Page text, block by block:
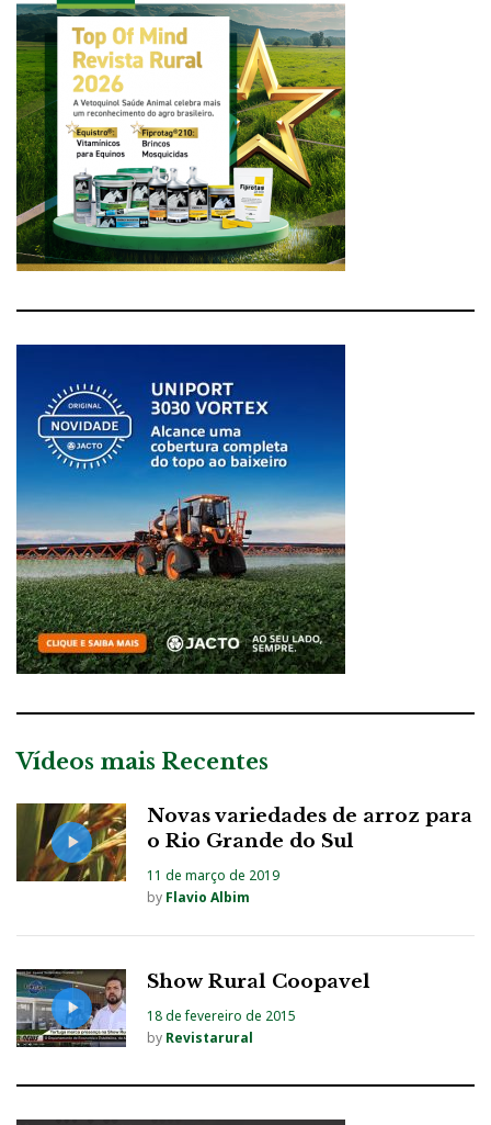
Vídeos mais Recentes
Novas variedades de arroz para
o Rio Grande do Sul
11 de março de 2019
by Flavio Albim
Show Rural Coopavel
18 de fevereiro de 2015
by Revistarural